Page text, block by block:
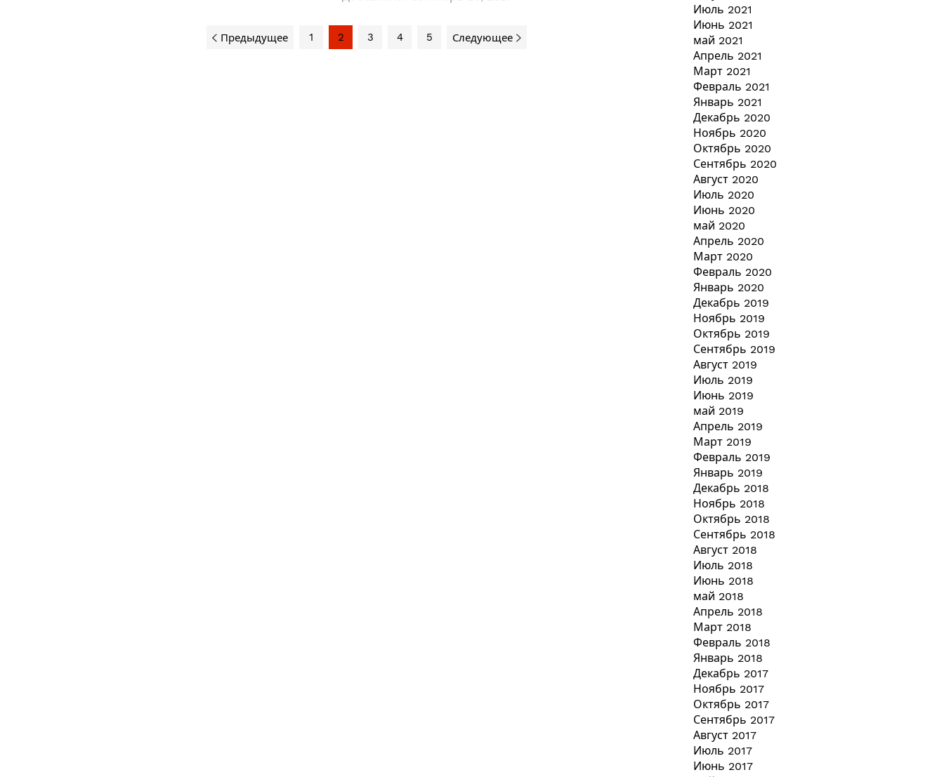
Предыдущее 1 2 3 4 5 Следующее
Июль 2021
Июнь 2021
май 2021
Апрель 2021
Март 2021
Февраль 2021
Январь 2021
Декабрь 2020
Ноябрь 2020
Октябрь 2020
Сентябрь 2020
Август 2020
Июль 2020
Июнь 2020
май 2020
Апрель 2020
Март 2020
Февраль 2020
Январь 2020
Декабрь 2019
Ноябрь 2019
Октябрь 2019
Сентябрь 2019
Август 2019
Июль 2019
Июнь 2019
май 2019
Апрель 2019
Март 2019
Февраль 2019
Январь 2019
Декабрь 2018
Ноябрь 2018
Октябрь 2018
Сентябрь 2018
Август 2018
Июль 2018
Июнь 2018
май 2018
Апрель 2018
Март 2018
Февраль 2018
Январь 2018
Декабрь 2017
Ноябрь 2017
Октябрь 2017
Сентябрь 2017
Август 2017
Июль 2017
Июнь 2017